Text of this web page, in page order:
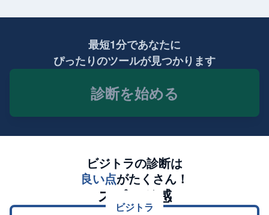
最短1分であなたに
ぴったりのツールが見つかります
診断を始める
ビジトラの診断は
良い点がたくさん！
スピード感
ビジトラ